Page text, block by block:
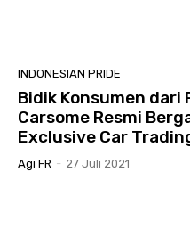
INDONESIAN PRIDE
Bidik Konsumen dari
Carsome Resmi
Exclusive Car
Agi FR - 27 Juli 2021